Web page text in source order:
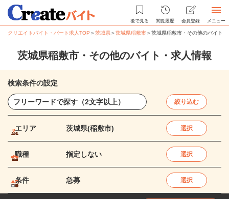
後で見る 閲覧履歴 会員登録 メニュー
クリエイトバイト・パート求人TOP ＞茨城県＞茨城県稲敷市＞茨城県稲敷市・その他のバイト
茨城県稲敷市・その他のバイト・求人情報
検索条件の設定
絞り込む
エリア 茨城県(稲敷市) 選択
職種 指定しない 選択
条件 急募 選択